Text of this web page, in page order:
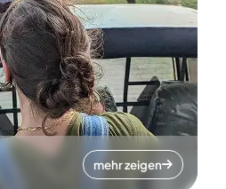
mehr zeigen